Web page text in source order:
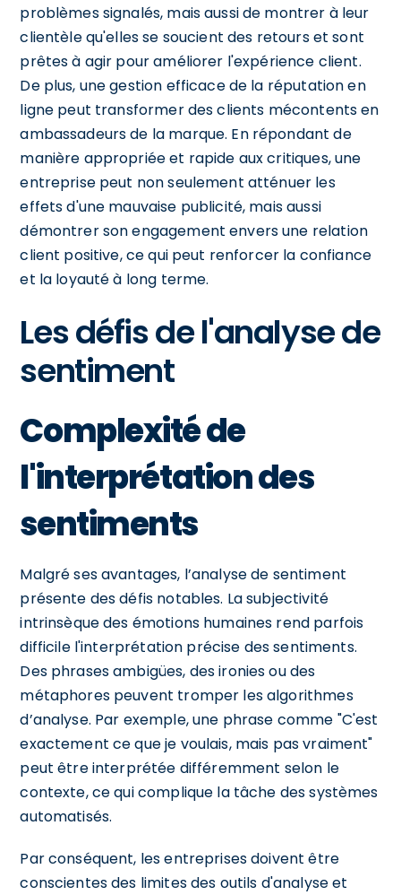
problèmes signalés, mais aussi de montrer à leur
clientèle qu'elles se soucient des retours et sont
prêtes à agir pour améliorer l'expérience client.
De plus, une gestion efficace de la réputation en
ligne peut transformer des clients mécontents en
ambassadeurs de la marque. En répondant de
manière appropriée et rapide aux critiques, une
entreprise peut non seulement atténuer les
effets d'une mauvaise publicité, mais aussi
démontrer son engagement envers une relation
client positive, ce qui peut renforcer la confiance
et la loyauté à long terme.
Les défis de l'analyse de
sentiment
Complexité de
l'interprétation des
sentiments
Malgré ses avantages, l’analyse de sentiment
présente des défis notables. La subjectivité
intrinsèque des émotions humaines rend parfois
difficile l'interprétation précise des sentiments.
Des phrases ambigües, des ironies ou des
métaphores peuvent tromper les algorithmes
d’analyse. Par exemple, une phrase comme "C'est
exactement ce que je voulais, mais pas vraiment"
peut être interprétée différemment selon le
contexte, ce qui complique la tâche des systèmes
automatisés.
Par conséquent, les entreprises doivent être
conscientes des limites des outils d'analyse et